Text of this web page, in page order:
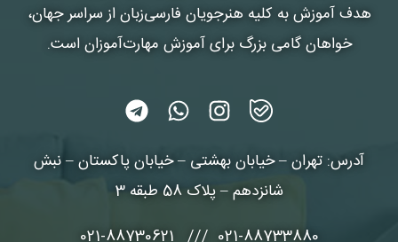
هدف آموزش به کلیه هنرجویان فارسی‌زبان از سراسر جهان،
خواهان گامی بزرگ برای آموزش مهارت‌آموزان است.
آدرس: تهران – خیابان بهشتی – خیابان پاکستان – نبش
شانزدهم – پلاک 58 طبقه 3